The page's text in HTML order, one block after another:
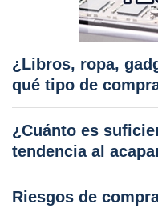
¿Libros, ropa,
qué tipo de
¿Cuánto es
tendencia al
Riesgos de